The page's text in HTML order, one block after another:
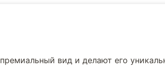
вид и делают его